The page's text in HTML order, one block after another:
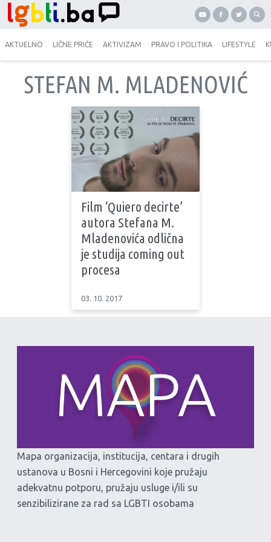
AKTUELNO LIČNE PRIČE AKTIVIZAM PRAVO I POLITIKA LIFESTYLE
STEFAN M. MLADENOVIĆ
Film ‘Quiero decirte’
autora Stefana M.
Mladenovića odlična
je studija coming out
procesa
03. 10. 2017
Mapa organizacija, institucija, centara i drugih
ustanova u Bosni i Hercegovini koje pružaju
adekvatnu potporu, pružaju usluge i/ili su
senzibilizirane za rad sa LGBTI osobama